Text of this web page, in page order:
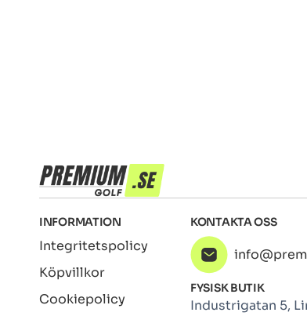
INFORMATION
Integritetspolicy
Köpvillkor
Cookiepolicy
KONTAKTA OSS
FYSISK BUTIK
Industrigatan 5,